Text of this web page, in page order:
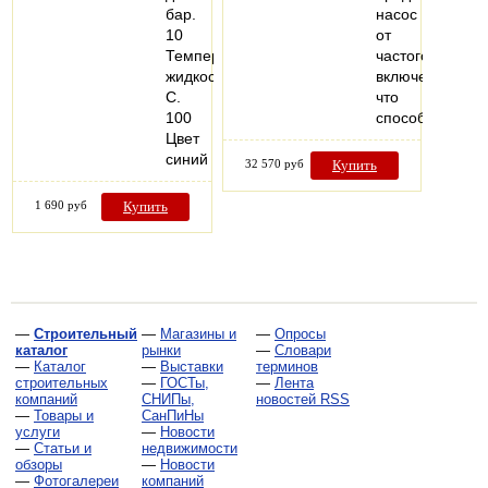
бар.
10
Температура
жидкости,
С.
100
Цвет
синий
1 690 руб Купить
насос
от
частого
включения,
что
способствует…
32 570 руб Купить
— Строительный
каталог
— Каталог
строительных
компаний
— Товары и
услуги
— Статьи и
обзоры
— Фотогалереи
— Магазины и
рынки
— Выставки
— ГОСТы,
СНИПы,
СанПиНы
— Новости
недвижимости
— Новости
компаний
— Опросы
— Словари
терминов
— Лента
новостей RSS